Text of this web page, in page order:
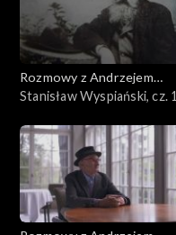
Rozmowy z Andrzejem
Doboszem
Stanisław Wyspiański, cz. 1